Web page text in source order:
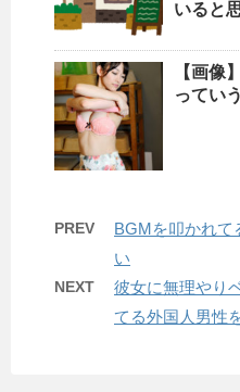
いると
【画像
ってい
PREV
BGMを叩かれて
い
NEXT
彼女に無理やり
てる外国人男性